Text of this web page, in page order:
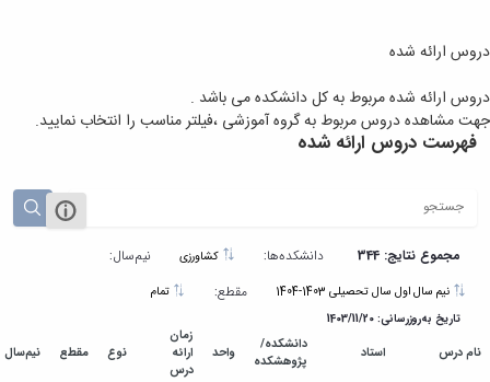
دروس ارائه شده
دروس ارائه شده مربوط به کل دانشکده می باشد .
جهت مشاهده دروس مربوط به گروه آموزشی ،فیلتر مناسب را انتخاب نمایید.
فهرست دروس ارائه شده
مجموع نتایج: 344 دانشکده‌ها: نیم‌سال:
مقطع: تمام
تاریخ به‌روزرسانی: 1403/11/20
نام درس استاد
دانشکده/
پژوهشکده
واحد
زمان
ارائه
درس
نوع مقطع نیم‌سال